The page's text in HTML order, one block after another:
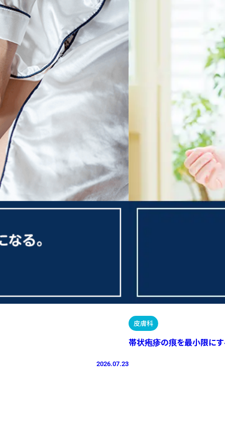
2026.07.23
皮膚科
帯状疱疹の痕を最小限にす